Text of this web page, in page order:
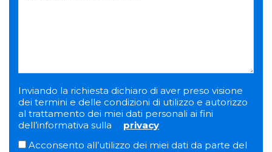
Inviando la richiesta dichiaro di aver preso visione
dei termini e delle condizioni di utilizzo e autorizzo
al trattamento dei miei dati personali ai fini
dell’informativa sulla
privacy
Acconsento all’utilizzo dei miei dati da parte del